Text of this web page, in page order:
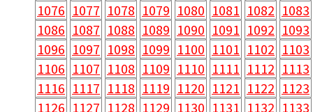
1076 1077 1078 1079 1080 1081 1082 1083
1086 1087 1088 1089 1090 1091 1092 1093
1096 1097 1098 1099 1100 1101 1102 1103
1106 1107 1108 1109 1110 1111 1112 1113
1116 1117 1118 1119 1120 1121 1122 1123
1126 1127 1128 1129 1130 1131 1132 1133